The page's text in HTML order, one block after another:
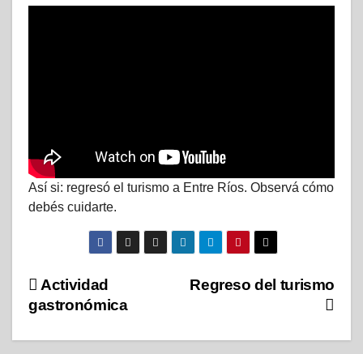
Así si: regresó el turismo a Entre Ríos. Observá cómo
debés cuidarte.
Regreso del turismo
Actividad
gastronómica